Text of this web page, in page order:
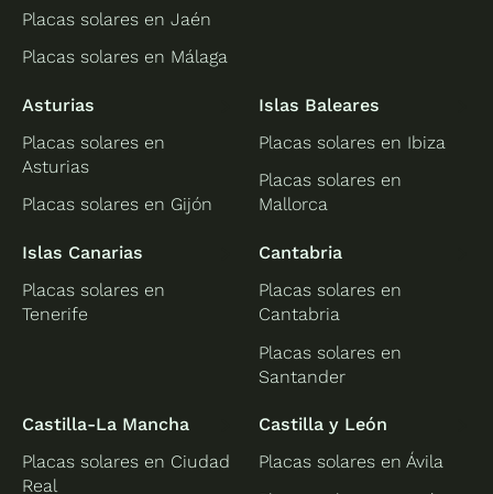
Placas solares en Jaén
Placas solares en Málaga
Asturias
Placas solares en
Asturias
Placas solares en Gijón
Islas Baleares
Placas solares en Ibiza
Placas solares en
Mallorca
Islas Canarias
Placas solares en
Tenerife
Cantabria
Placas solares en
Cantabria
Placas solares en
Santander
Castilla-La Mancha
Placas solares en Ciudad
Real
Castilla y León
Placas solares en Ávila